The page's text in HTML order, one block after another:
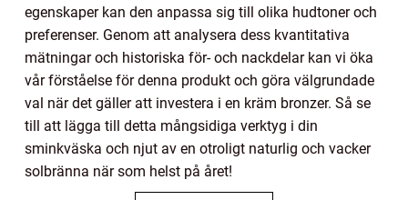
egenskaper kan den anpassa sig till olika hudtoner och
preferenser. Genom att analysera dess kvantitativa
mätningar och historiska för- och nackdelar kan vi öka
vår förståelse för denna produkt och göra välgrundade
val när det gäller att investera i en kräm bronzer. Så se
till att lägga till detta mångsidiga verktyg i din
sminkväska och njut av en otroligt naturlig och vacker
solbränna när som helst på året!